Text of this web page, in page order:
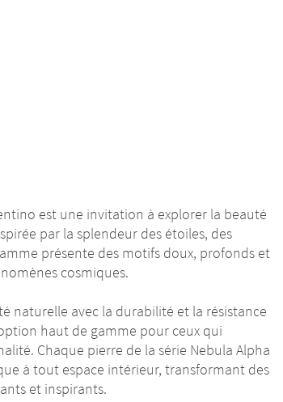
est une invitation à explorer la beauté
par la splendeur des étoiles, des
présente des motifs doux, profonds et
cosmiques.
naturelle avec la durabilité et la résistance
haut de gamme pour ceux qui
Chaque pierre de la série Nebula Alpha
à tout espace intérieur, transformant des
et inspirants.